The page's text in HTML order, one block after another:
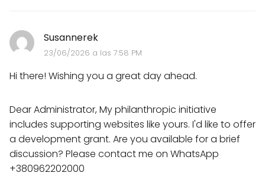
Susannerek
23/06/2026 a las 7:58 PM
Hi there! Wishing you a great day ahead.
Dear Administrator, My philanthropic initiative
includes supporting websites like yours. I'd like to offer
a development grant. Are you available for a brief
discussion? Please contact me on WhatsApp
+380962202000